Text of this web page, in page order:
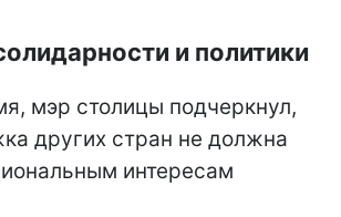
и политики
мэр столицы подчеркнул,
других стран не должна
интересам